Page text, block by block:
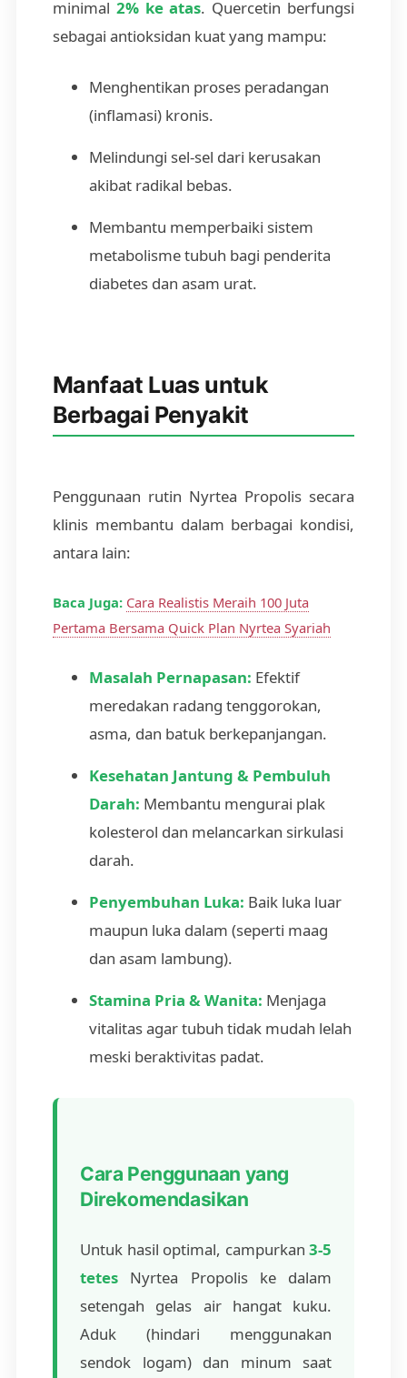
minimal 2% ke atas. Quercetin berfungsi
sebagai antioksidan kuat yang mampu:
Menghentikan proses peradangan
(inflamasi) kronis.
Melindungi sel-sel dari kerusakan
akibat radikal bebas.
Membantu memperbaiki sistem
metabolisme tubuh bagi penderita
diabetes dan asam urat.
Manfaat Luas untuk
Berbagai Penyakit
Penggunaan rutin Nyrtea Propolis secara
klinis membantu dalam berbagai kondisi,
antara lain:
Baca Juga: Cara Realistis Meraih 100 Juta
Pertama Bersama Quick Plan Nyrtea Syariah
Masalah Pernapasan: Efektif
meredakan radang tenggorokan,
asma, dan batuk berkepanjangan.
Kesehatan Jantung & Pembuluh
Darah: Membantu mengurai plak
kolesterol dan melancarkan sirkulasi
darah.
Penyembuhan Luka: Baik luka luar
maupun luka dalam (seperti maag
dan asam lambung).
Stamina Pria & Wanita: Menjaga
vitalitas agar tubuh tidak mudah lelah
meski beraktivitas padat.
Cara Penggunaan yang
Direkomendasikan
Untuk hasil optimal, campurkan 3-5
tetes Nyrtea Propolis ke dalam
setengah gelas air hangat kuku.
Aduk (hindari menggunakan
sendok logam) dan minum saat